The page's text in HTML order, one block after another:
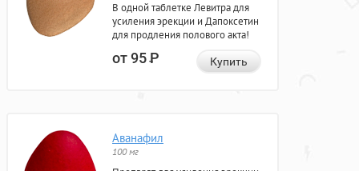
В одной таблетке Левитра для
усиления эрекции и Дапоксетин
для продления полового акта!
от 95Р Купить
Аванафил
100 мг